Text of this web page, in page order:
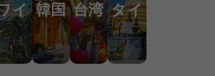
イ 韓国 台湾 タイ